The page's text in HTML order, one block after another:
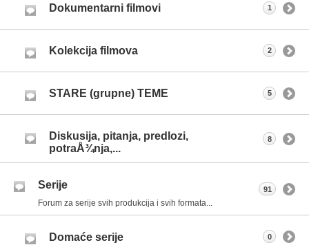
Dokumentarni filmovi 1
Kolekcija filmova 2
STARE (grupne) TEME 5
Diskusija, pitanja, predlozi,
potraÅ¾nja,...
8
Serije
Forum za serije svih produkcija i svih formata...
91
Domaće serije 0